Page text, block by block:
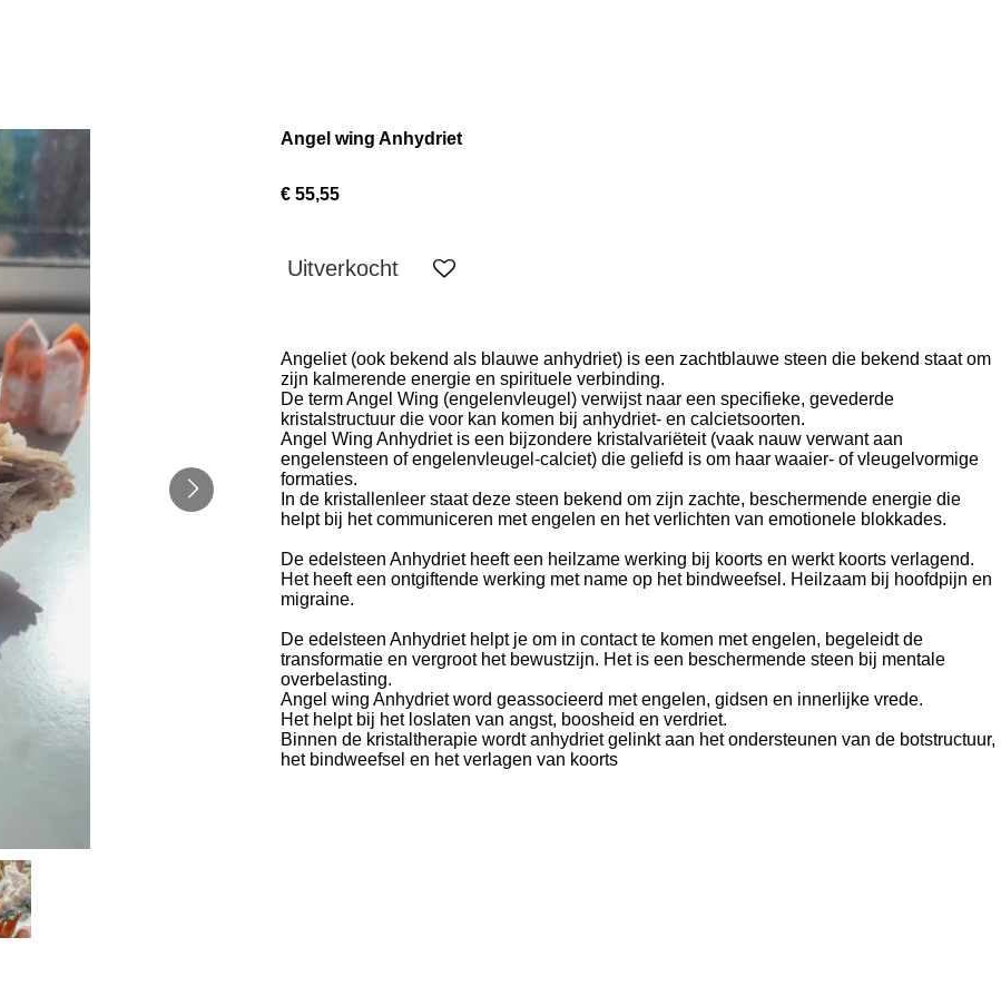
Angel wing Anhydriet
€ 55,55
Uitverkocht
Angeliet(ook bekend als blauwe anhydriet) is een zachtblauwe steen die bekend staat om
zijn kalmerende energie en spirituele verbinding.
De termAngel Wing (engelenvleugel) verwijst naar een specifieke, gevederde
kristalstructuur die voor kan komen bij anhydriet- en calcietsoorten.
Angel Wing Anhydriet is een bijzondere kristalvariëteit (vaak nauw verwant aan
engelensteen of engelenvleugel-calciet) die geliefd is om haar waaier- of vleugelvormige
formaties.
In de kristallenleer staat deze steen bekend om zijn zachte, beschermende energie die
helpt bij het communiceren met engelen en het verlichten van emotionele blokkades.
De edelsteen Anhydriet heeft een heilzame werking bij koorts en werkt koorts verlagend.
Het heeft een ontgiftende werking met name op het bindweefsel. Heilzaam bij hoofdpijn en
migraine.
De edelsteen Anhydriet helpt je om in contact te komen met engelen, begeleidt de
transformatie en vergroot het bewustzijn. Het is een beschermende steen bij mentale
overbelasting.
Angel wing Anhydriet word geassocieerd met engelen, gidsen en innerlijke vrede.
Het helpt bij het loslaten van angst, boosheid en verdriet.
Binnen de kristaltherapie wordt anhydriet gelinkt aan het ondersteunen van de botstructuur,
het bindweefsel en het verlagen van koorts